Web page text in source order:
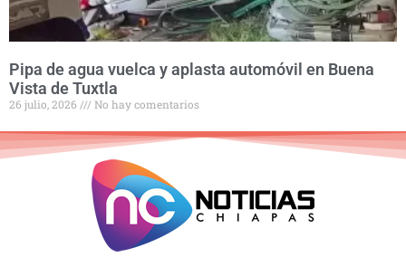
Pipa de agua vuelca y aplasta automóvil en Buena
Vista de Tuxtla
26 julio, 2026 No hay comentarios